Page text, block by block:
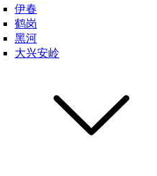
伊春
鹤岗
黑河
大兴安岭